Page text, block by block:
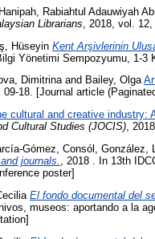
Hanipah, Rabiahtul Adauwiyah
Librarians , 2018, vol.
Hüseyin Kent Arşivlerinin
Yönetimi Sempozyumu, 1-
Dimitrinaand Bailey, Olga
18. [Journal article
cultural and creative industry:
Cultural Studies (JOCIS),
Gómez, Consól , González,
journals. , 2018 . In 13th
poster]
El fondo documental del
museos: aportando a la